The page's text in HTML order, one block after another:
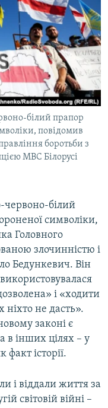
білий прапор
повідомив
боротьби з
МВС Білорусі
червоно-білий
символіки,
Головного
злочинністю і
Бедункевич. Він
і «ходити
не дасть».
законі є
в інших цілях – у
факт історії.
і віддали життя за
світовій війні –